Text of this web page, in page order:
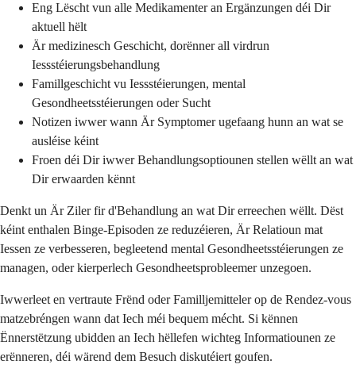
Eng Lëscht vun alle Medikamenter an Ergänzungen déi Dir
aktuell hëlt
Är medizinesch Geschicht, dorënner all virdrun
Iessstéierungsbehandlung
Famillgeschicht vu Iessstéierungen, mental
Gesondheetsstéierungen oder Sucht
Notizen iwwer wann Är Symptomer ugefaang hunn an wat se
ausléise kéint
Froen déi Dir iwwer Behandlungsoptiounen stellen wëllt an wat
Dir erwaarden kënnt
Denkt un Är Ziler fir d'Behandlung an wat Dir erreechen wëllt. Dëst
kéint enthalen Binge-Episoden ze reduzéieren, Är Relatioun mat
Iessen ze verbesseren, begleetend mental Gesondheetsstéierungen ze
managen, oder kierperlech Gesondheetsprobleemer unzegoen.
Iwwerleet en vertraute Frënd oder Familljemitteler op de Rendez-vous
matzebréngen wann dat Iech méi bequem mécht. Si kënnen
Ënnerstëtzung ubidden an Iech hëllefen wichteg Informatiounen ze
erënneren, déi wärend dem Besuch diskutéiert goufen.